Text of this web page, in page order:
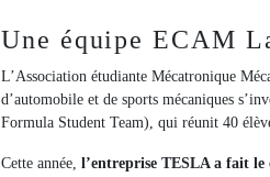
Une équipe ECAM
L’Association étudiante Mécatronique
d’automobile et de sports mécaniques
Formula Student Team), qui réunit 40
Cette année, l’entreprise TESLA a fait le